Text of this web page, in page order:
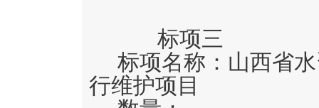
标项三
标项名称： 山西省
行维护项目